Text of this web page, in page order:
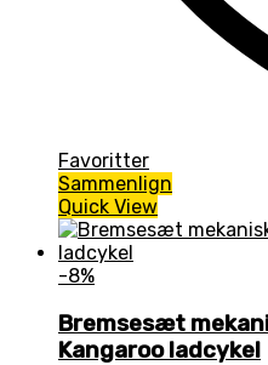
Favoritter
Sammenlign
Quick View
-8%
Bremsesæt
Kangaroo ladcykel